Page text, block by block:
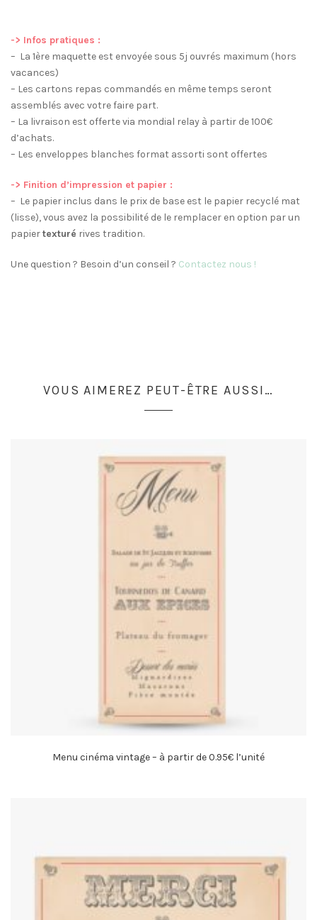
-> Infos pratiques :
– La 1ère maquette est envoyée sous 5j ouvrés maximum (hors
vacances)
– Les cartons repas commandés en même temps seront
assemblés avec votre faire part.
– La livraison est offerte via mondial relay à partir de 100€
d’achats.
– Les enveloppes blanches format assorti sont offertes
-> Finition d’impression et papier :
– Le papier inclus dans le prix de base est le papier recyclé mat
(lisse), vous avez la possibilité de le remplacer en option par un
papiertexturé rives tradition.
Une question ? Besoin d’un conseil ? Contactez nous !
VOUS AIMEREZ PEUT-ÊTRE AUSSI…
Menu cinéma vintage – à partir de 0.95€ l’unité